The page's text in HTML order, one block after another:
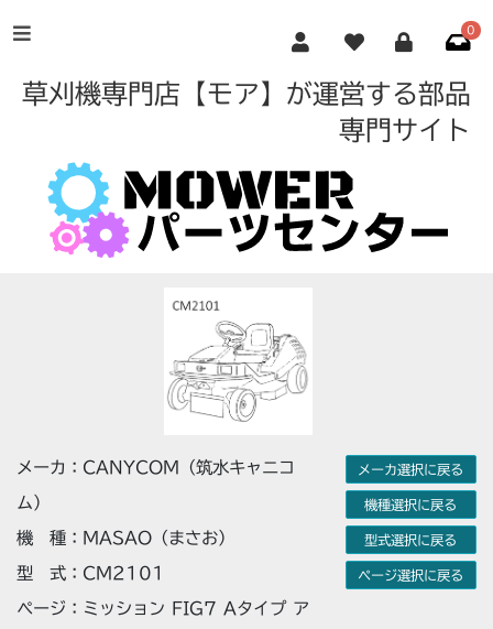
0
草刈機専門店【モア】が運営する部品
専門サイト
メーカ：CANYCOM（筑水キャニコ
ム）
機 種：MASAO（まさお）
型 式：CM2101
ページ：ミッション FIG7 Aタイプ ア
メーカ選択に戻る
機種選択に戻る
型式選択に戻る
ページ選択に戻る